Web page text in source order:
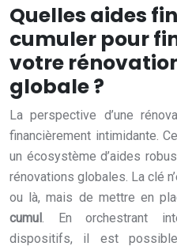
Quelles aides
cumuler pour
votre
globale ?
La perspective d’une
financièrement intimidante.
un écosystème d’aides
rénovations globales. La clé
ou là, mais de mettre en
cumul . En orchestrant
dispositifs, il est